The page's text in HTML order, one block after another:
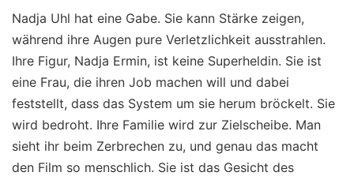
Nadja Uhl hat eine Gabe. Sie kann Stärke zeigen,
während ihre Augen pure Verletzlichkeit ausstrahlen.
Ihre Figur, Nadja Ermin, ist keine Superheldin. Sie ist
eine Frau, die ihren Job machen will und dabei
feststellt, dass das System um sie herum bröckelt. Sie
wird bedroht. Ihre Familie wird zur Zielscheibe. Man
sieht ihr beim Zerbrechen zu, und genau das macht
den Film so menschlich. Sie ist das Gesicht des